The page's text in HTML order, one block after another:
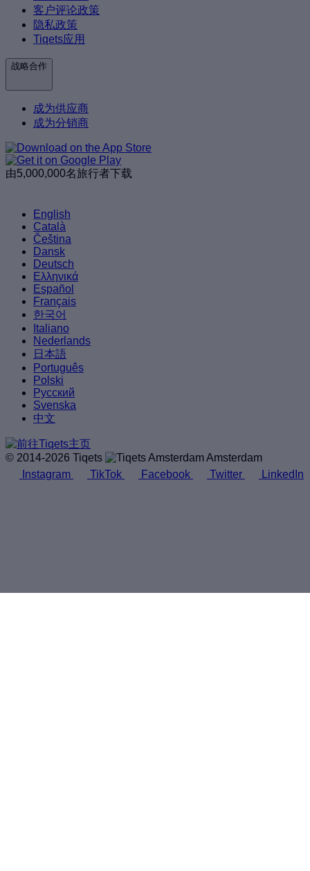
客户评论政策
隐私政策
Tiqets应用
战略合作
成为供应商
成为分销商
由5,000,000名旅行者下载
English
Català
Čeština
Dansk
Deutsch
Ελληνικά
Español
Français
한국어
Italiano
Nederlands
日本語
Português
Polski
Русский
Svenska
中文
© 2014-2026 Tiqets
Amsterdam
Instagram
TikTok Facebook Twitter LinkedIn